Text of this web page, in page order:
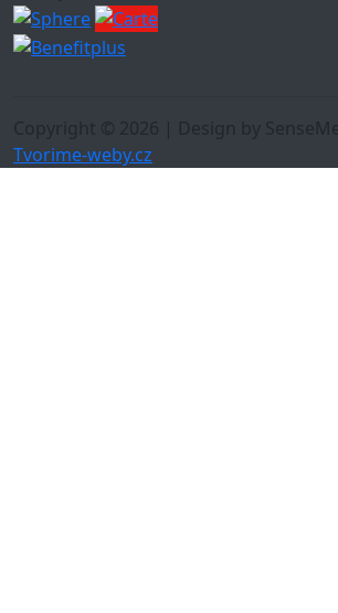
Copyright © 2026 | Design by
Tvorime-weby.cz